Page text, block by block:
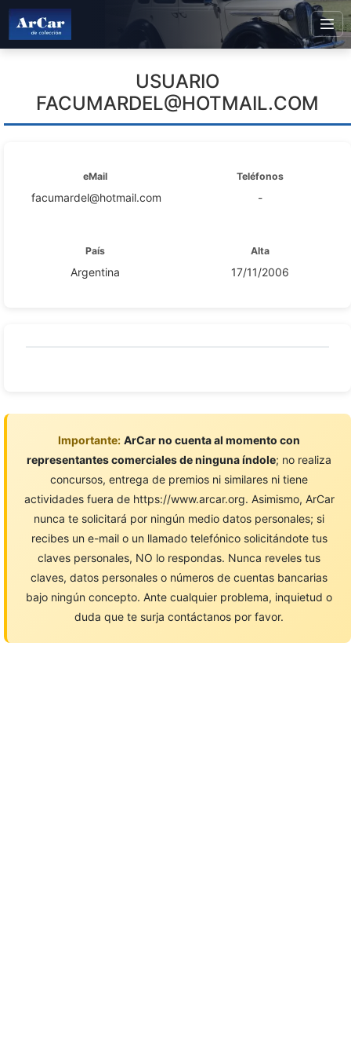
USUARIO
FACUMARDEL@HOTMAIL.COM
eMail
facumardel@hotmail.com
Teléfonos
-
País
Argentina
Alta
17/11/2006
Importante: ArCar no cuenta al momento con
representantes comerciales de ninguna índole; no realiza
concursos, entrega de premios ni similares ni tiene
actividades fuera de https://www.arcar.org. Asimismo, ArCar
nunca te solicitará por ningún medio datos personales; si
recibes un e-mail o un llamado telefónico solicitándote tus
claves personales, NO lo respondas. Nunca reveles tus
claves, datos personales o números de cuentas bancarias
bajo ningún concepto. Ante cualquier problema, inquietud o
duda que te surja contáctanos por favor.